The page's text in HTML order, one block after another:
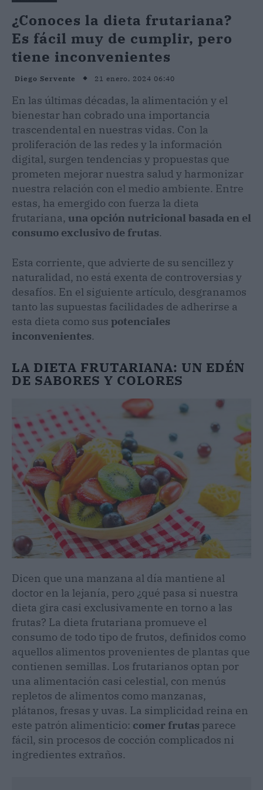
¿Conoces la dieta frutariana?
Es fácil muy de cumplir, pero
tiene inconvenientes
Diego Servente 21 enero, 2024 06:40
En las últimas décadas, la alimentación y el
bienestar han cobrado una importancia
trascendental en nuestras vidas. Con la
proliferación de las redes y la información
digital, surgen tendencias y propuestas que
prometen mejorar nuestra salud y harmonizar
nuestra relación con el medio ambiente. Entre
estas, ha emergido con fuerza la dieta
frutariana, una opción nutricional basada en el
consumo exclusivo de frutas.
Esta corriente, que advierte de su sencillez y
naturalidad, no está exenta de controversias y
desafíos. En el siguiente artículo, desgranamos
tanto las supuestas facilidades de adherirse a
esta dieta como sus potenciales
inconvenientes.
LA DIETA FRUTARIANA: UN EDÉN
DE SABORES Y COLORES
Dicen que una manzana al día mantiene al
doctor en la lejanía, pero ¿qué pasa si nuestra
dieta gira casi exclusivamente en torno a las
frutas? La dieta frutariana promueve el
consumo de todo tipo de frutos, definidos como
aquellos alimentos provenientes de plantas que
contienen semillas. Los frutarianos optan por
una alimentación casi celestial, con menús
repletos de alimentos como manzanas,
plátanos, fresas y uvas. La simplicidad reina en
este patrón alimenticio: comer frutas parece
fácil, sin procesos de cocción complicados ni
ingredientes extraños.